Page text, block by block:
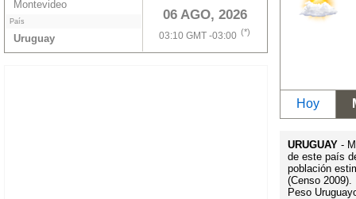
06 AGO, 2026
03:10 GMT -03:00 (*)
Montevideo
País
Uruguay
Hoy
URUGUAY -
de este país
población
(Censo
Peso